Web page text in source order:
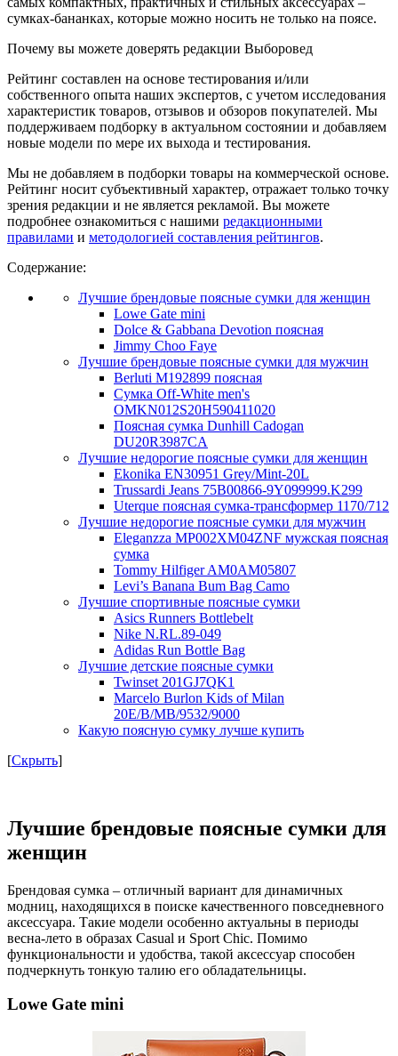
сумках-бананках, которые можно носить не только на поясе.
Почему вы можете доверять редакции Выборовед
Рейтинг составлен на основе тестирования и/или
собственного опыта наших экспертов, с учетом исследования
характеристик товаров, отзывов и обзоров покупателей. Мы
поддерживаем подборку в актуальном состоянии и добавляем
новые модели по мере их выхода и тестирования.
Мы не добавляем в подборки товары на коммерческой основе.
Рейтинг носит субъективный характер, отражает только точку
зрения редакции и не является рекламой. Вы можете
подробнее ознакомиться с нашими редакционными
правилами и методологией составления рейтингов.
Содержание:
Лучшие брендовые поясные сумки для женщин
Lowe Gate mini
Dolce & Gabbana Devotion поясная
Jimmy Choo Faye
Лучшие брендовые поясные сумки для мужчин
Berluti M192899 поясная
Сумка Off-White men's
OMKN012S20H590411020
Поясная сумка Dunhill Cadogan
DU20R3987CA
Лучшие недорогие поясные сумки для женщин
Ekonika EN30951 Grey/Mint-20L
Trussardi Jeans 75B00866-9Y099999.K299
Uterque поясная сумка-трансформер 1170/712
Лучшие недорогие поясные сумки для мужчин
Eleganzza MP002XM04ZNF мужская поясная
сумка
Tommy Hilfiger AM0AM05807
Levi’s Banana Bum Bag Camo
Лучшие спортивные поясные сумки
Asics Runners Bottlebelt
Nike N.RL.89-049
Adidas Run Bottle Bag
Лучшие детские поясные сумки
Twinset 201GJ7QK1
Marcelo Burlon Kids of Milan
20E/B/MB/9532/9000
Какую поясную сумку лучше купить
[Скрыть]
Лучшие брендовые поясные сумки для
женщин
Брендовая сумка – отличный вариант для динамичных
модниц, находящихся в поиске качественного повседневного
аксессуара. Такие модели особенно актуальны в периоды
весна-лето в образах Casual и Sport Chic. Помимо
функциональности и удобства, такой аксессуар способен
подчеркнуть тонкую талию его обладательницы.
Lowe Gate mini